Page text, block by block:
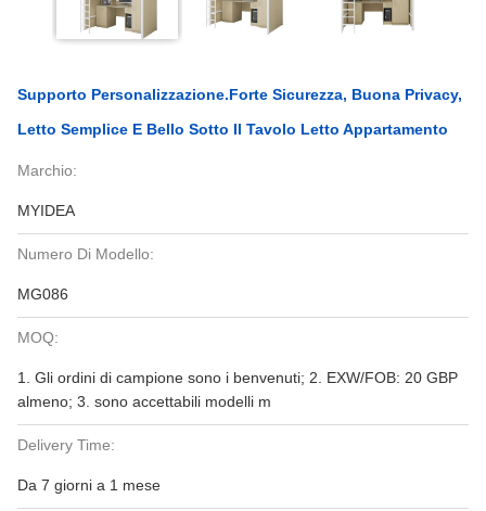
Supporto Personalizzazione.Forte Sicurezza, Buona Privacy,
Letto Semplice E Bello Sotto Il Tavolo Letto Appartamento
Marchio:
MYIDEA
Numero Di Modello:
MG086
MOQ:
1. Gli ordini di campione sono i benvenuti; 2. EXW/FOB: 20 GBP
almeno; 3. sono accettabili modelli m
Delivery Time:
Da 7 giorni a 1 mese